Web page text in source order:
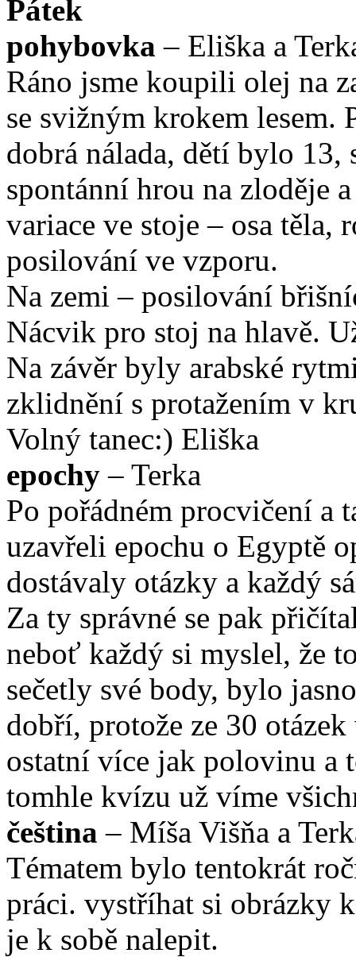
Pátek
pohybovka – Eliška a
Ráno jsme koupili olej na
se svižným krokem lesem.
dobrá nálada, dětí bylo 13,
spontánní hrou na zloděje
variace ve stoje – osa těla,
posilování ve vzporu.
Na zemi – posilování
Nácvik pro stoj na hlavě.
Na závěr byly arabské
zklidnění s protažením v
Volný tanec:) Eliška
epochy – Terka
Po pořádném procvičení a
uzavřeli epochu o Egyptě
dostávaly otázky a každý
Za ty správné se pak
neboť každý si myslel, že
sečetly své body, bylo
dobří, protože ze 30
ostatní více jak polovinu a
tomhle kvízu už víme
čeština – Míša Višňa a
Tématem bylo tentokrát
práci. vystříhat si obrázky
je k sobě nalepit.